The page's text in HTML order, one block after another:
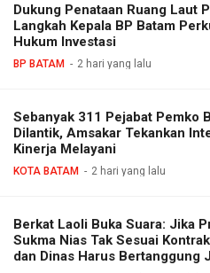
Dukung Penataan Ruang Laut
Langkah Kepala BP Batam
Hukum Investasi
BP BATAM 2 hari yang lalu
Sebanyak 311 Pejabat Pemko
Dilantik, Amsakar Tekankan
Kinerja Melayani
KOTA BATAM 2 hari yang lalu
Berkat Laoli Buka Suara: Jika
Sukma Nias Tak Sesuai
dan Dinas Harus Bertanggung